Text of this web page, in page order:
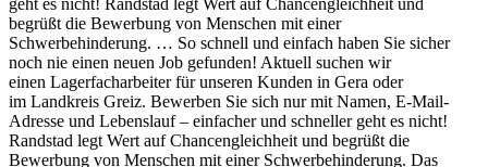
begrüßt die Bewerbung von Menschen mit einer
Schwerbehinderung. … So schnell und einfach haben Sie sicher
noch nie einen neuen Job gefunden! Aktuell suchen wir
einen Lagerfacharbeiter für unseren Kunden in Gera oder
im Landkreis Greiz. Bewerben Sie sich nur mit Namen, E-Mail-
Adresse und Lebenslauf – einfacher und schneller geht es nicht!
Randstad legt Wert auf Chancengleichheit und begrüßt die
Bewerbung von Menschen mit einer Schwerbehinderung. Das